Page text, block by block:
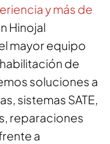
y más de
Hinojal
mayor equipo
de
soluciones a
sistemas SATE,
reparaciones
a